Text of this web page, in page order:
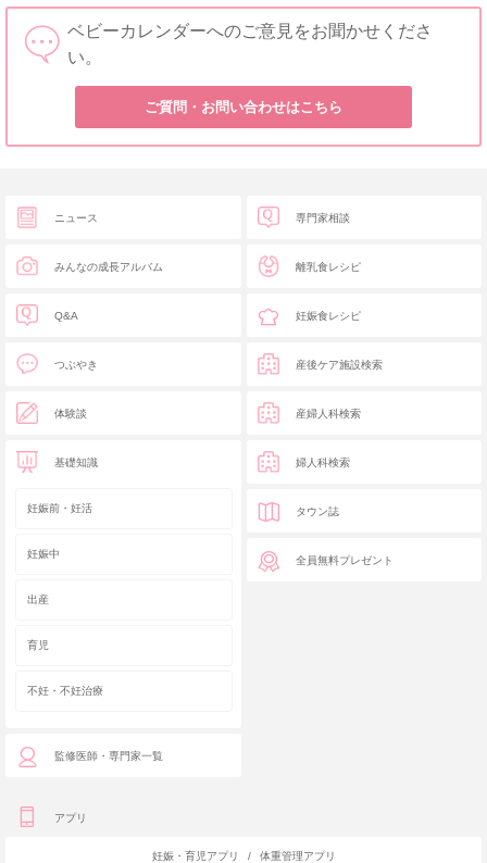
ベビーカレンダーへのご意見をお聞かせくださ
い。
ご質問・お問い合わせはこちら
ニュース
みんなの成長アルバム
Q&A
つぶやき
体験談
基礎知識
妊娠前・妊活
妊娠中
出産
育児
不妊・不妊治療
監修医師・専門家一覧
専門家相談
離乳食レシピ
妊娠食レシピ
産後ケア施設検索
産婦人科検索
婦人科検索
タウン誌
全員無料プレゼント
アプリ
妊娠・育児アプリ / 体重管理アプリ